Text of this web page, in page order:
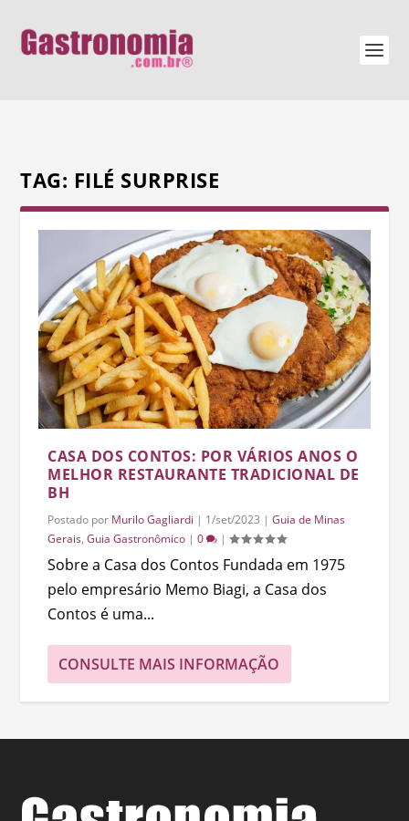
TAG: FILÉ SURPRISE
CASA DOS CONTOS: POR VÁRIOS ANOS O
MELHOR RESTAURANTE TRADICIONAL DE
BH
Postado por Murilo Gagliardi | 1/set/2023 |Guia de Minas
Gerais,Guia Gastronômico |0 |
Sobre a Casa dos Contos Fundada em 1975
pelo empresário Memo Biagi, a Casa dos
Contos é uma...
CONSULTE MAIS INFORMAÇÃO